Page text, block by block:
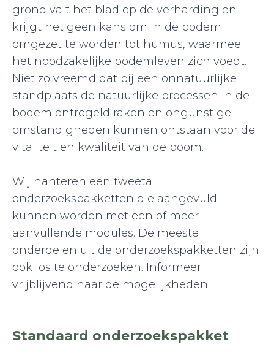
grond valt het blad op de verharding en
krijgt het geen kans om in de bodem
omgezet te worden tot humus, waarmee
het noodzakelijke bodemleven zich voedt.
Niet zo vreemd dat bij een onnatuurlijke
standplaats de natuurlijke processen in de
bodem ontregeld raken en ongunstige
omstandigheden kunnen ontstaan voor de
vitaliteit en kwaliteit van de boom.
Wij hanteren een tweetal
onderzoekspakketten die aangevuld
kunnen worden met een of meer
aanvullende modules. De meeste
onderdelen uit de onderzoekspakketten zijn
ook los te onderzoeken. Informeer
vrijblijvend naar de mogelijkheden.
Standaard onderzoekspakket